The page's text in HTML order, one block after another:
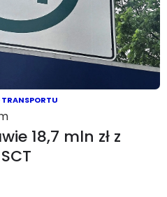
TRANSPORTU
18,7 mln zł z